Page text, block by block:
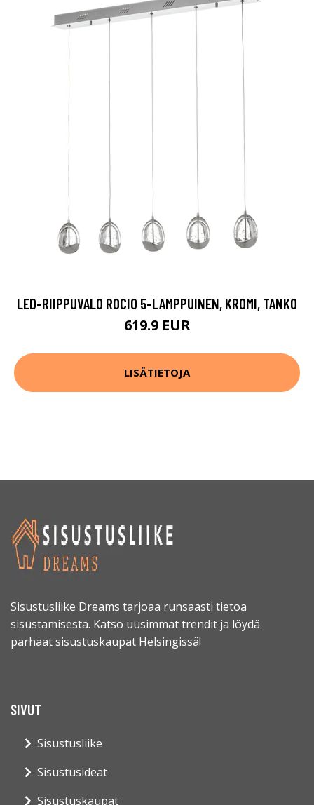
LED-RIIPPUVALO ROCIO 5-LAMPPUINEN, KROMI, TANKO
619.9 EUR
LISÄTIETOJA
Sisustusliike Dreams tarjoaa runsaasti tietoa
sisustamisesta. Katso uusimmat trendit ja löydä
parhaat sisustuskaupat Helsingissä!
SIVUT
Sisustusliike
Sisustusideat
Sisustuskaupat